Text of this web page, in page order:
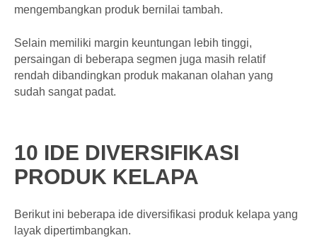
mengembangkan produk bernilai tambah.
Selain memiliki margin keuntungan lebih tinggi,
persaingan di beberapa segmen juga masih relatif
rendah dibandingkan produk makanan olahan yang
sudah sangat padat.
10 IDE DIVERSIFIKASI
PRODUK KELAPA
Berikut ini beberapa ide diversifikasi produk kelapa yang
layak dipertimbangkan.